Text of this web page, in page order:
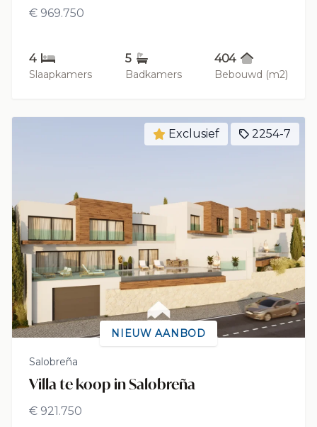
€ 969.750
4
Slaapkamers
5
Badkamers
404
Bebouwd (m2)
Exclusief 2254-7
NIEUW AANBOD
Salobreña
Villa te koop in Salobreña
€ 921.750